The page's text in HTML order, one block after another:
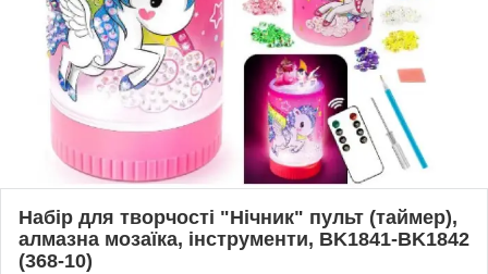
Набір для творчості "Нічник" пульт (таймер),
алмазна мозаїка, інструменти, BK1841-BK1842
(368-10)